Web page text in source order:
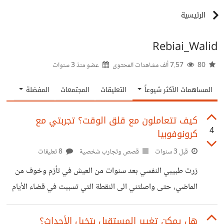
الرئيسية
Rebiai_Walid
عضو منذ3 سنوات
المساهمات الأكثر شيوعاً التعليقات المجتمعات المفضلة
4
كيف تتعاملون مع قلق الوقت؟ تجربتي مع
كرونوفوبيا
قبل 3 سنوات قصص وتجارب شخصية
زرت طبيبي النفسي بعد سنوات من العيش في تأزم وخوف من
الماضي، حتى واصلتني الى النقطة التي تسببت في قضاء الأيام
والليالي في السرد وإعادة التقييم مرات لا تحد. خضعت للمهارات
والتقنيات الأساسية لمعالجة الرهاب الزمني وأنهيت العلاج